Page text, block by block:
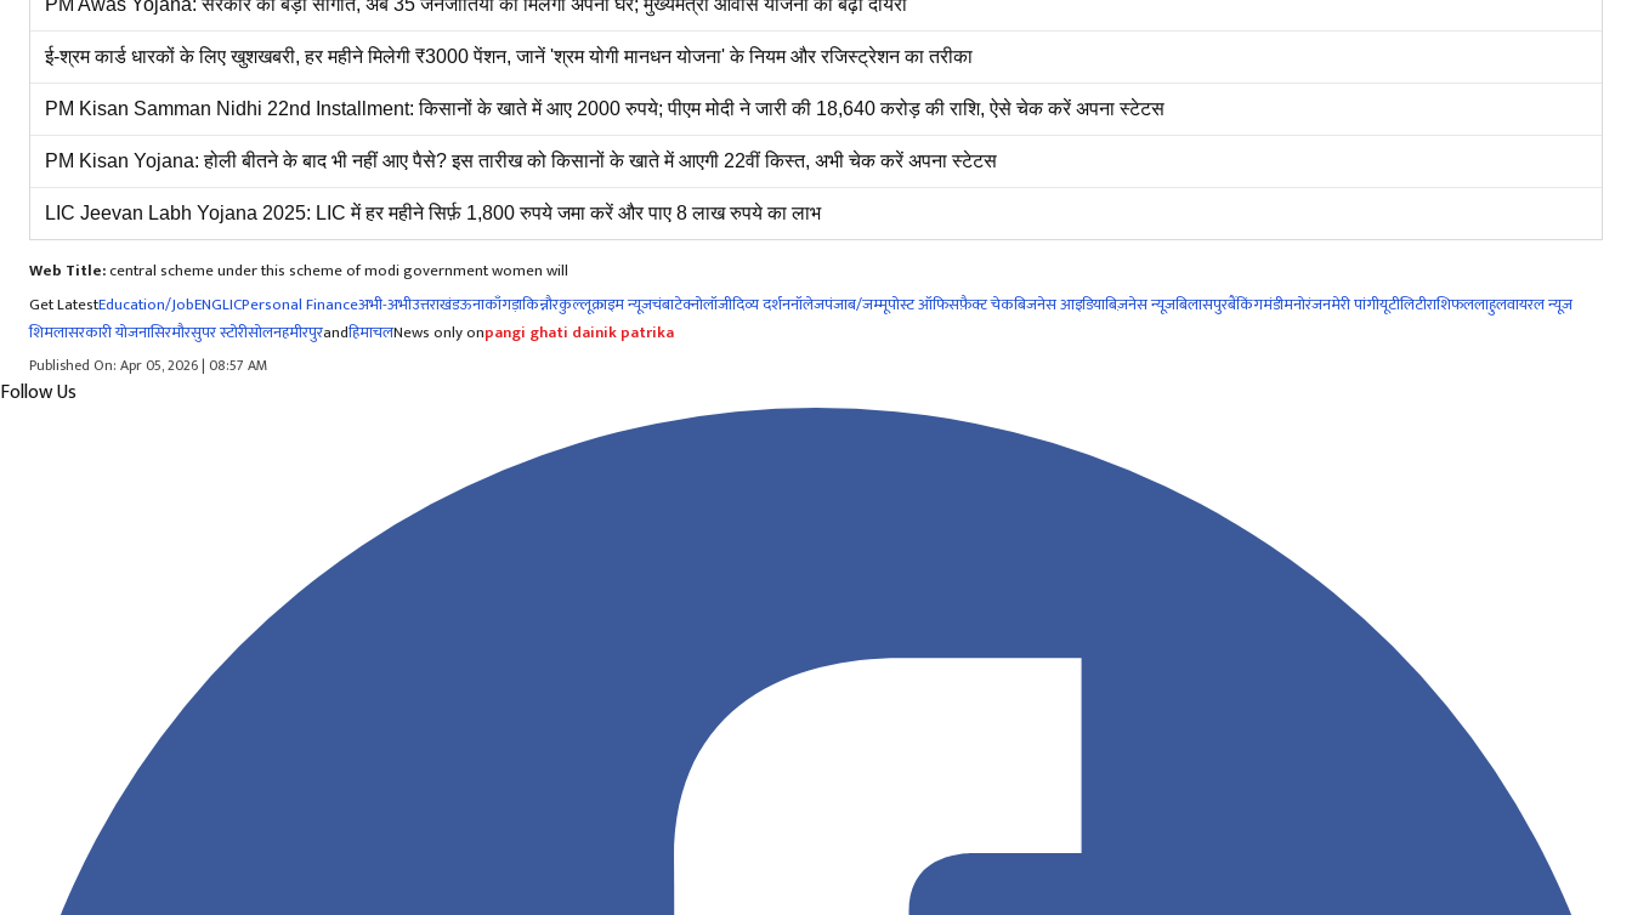
PM Awas Yojana: सरकार की बड़ी सौगात, अब 35 जनजातियों को मिलेगा अपना घर; मुख्यमंत्री आवास योजना का बढ़ा दायरा
ई-श्रम कार्ड धारकों के लिए खुशखबरी, हर महीने मिलेगी ₹3000 पेंशन, जानें 'श्रम योगी मानधन योजना' के नियम और रजिस्ट्रेशन का तरीका
PM Kisan Samman Nidhi 22nd Installment: किसानों के खाते में आए 2000 रुपये; पीएम मोदी ने जारी की 18,640 करोड़ की राशि, ऐसे चेक करें अपना स्टेटस
PM Kisan Yojana: होली बीतने के बाद भी नहीं आए पैसे? इस तारीख को किसानों के खाते में आएगी 22वीं किस्त, अभी चेक करें अपना स्टेटस
LIC Jeevan Labh Yojana 2025: LIC में हर महीने सिर्फ़ 1,800 रुपये जमा करें और पाए 8 लाख रुपये का लाभ
Web Title:central scheme under this scheme of modi government women will
Get LatestEducation/JobENGLICPersonal Financeअभी-अभीउत्तराखंडऊनाकाँगड़ाकिन्नौरकुल्लूक्राइम न्यूजचंबाटेक्नोलॉजीदिव्य दर्शननॉलेजपंजाब/जम्मूपोस्ट ऑफिसफ़ैक्ट चेकबिजनेस आइडियाबिज़नेस न्यूज़बिलासपुरबैंकिंगमंडीमनोरंजनमेरी पांगीयूटीलिटीराशिफललाहुलवायरल न्यूज़
शिमलासरकारी योजनासिरमौरसुपर स्टोरीसोलनहमीरपुरandहिमाचलNews only onpangi ghati dainik patrika
Published On: Apr 05, 2026 | 08:57 AM
Follow Us